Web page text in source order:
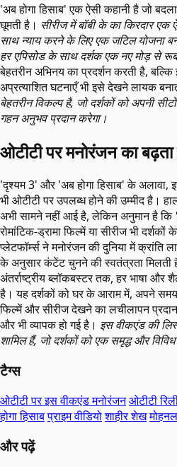
'अब होगा हिसाब' एक ऐसी कहानी है जो
घूमती है। सीरीज में बॉबी के का किरदार
साथ न्याय करने के लिए एक जटिल योजना
हर एपिसोड के साथ दर्शक एक नए मोड़ से
बेहतरीन अभिनय का प्रदर्शन करती है,
अप्रत्याशित घटनाएँ भी इसे देखने लायक
बेहतरीन विकल्प है, जो दर्शकों को अपनी
गहन अनुभव प्रदान करेगा।
ओटीटी पर मनोरंजन का बढ़ता
'दृश्यम 3' और 'अब होगा हिसाब' के
भी ओटीटी पर उपलब्ध होने की उम्मीद है।
अभी सामने नहीं आई है, लेकिन अनुमान है कि
रोमांटिक-ड्रामा फिल्में या सीरीज भी
प्लेटफॉर्म्स ने मनोरंजन की दुनिया में क्रांति
के अनुसार कंटेंट चुनने की स्वतंत्रता मिलती
अंतर्राष्ट्रीय ब्लॉकबस्टर तक, हर भाषा
है। यह दर्शकों को घर के आराम में, अपने
फिल्में और सीरीज देखने का लचीलापन
और भी व्यापक हो गई है। इस वीकएंड की
शामिल हैं, जो दर्शकों को एक समृद्ध और
टैग्स
ओटीटी पर इस वीकएंड मनोरंजनओटीटी
होगा हिसाबप्राइम वीडियोशाहीर शेख
और पढ़ें